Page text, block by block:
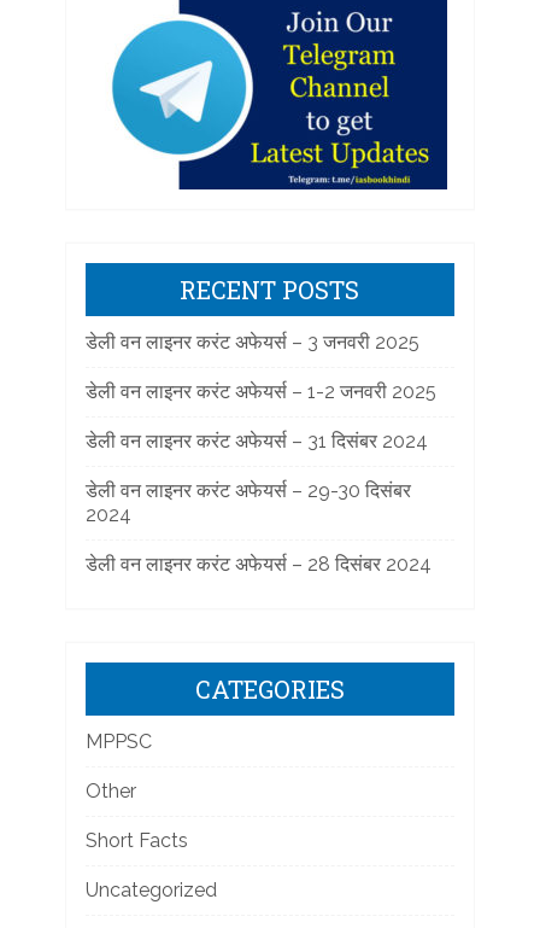
RECENT POSTS
डेली वन लाइनर करंट अफेयर्स – 3 जनवरी 2025
डेली वन लाइनर करंट अफेयर्स – 1-2 जनवरी 2025
डेली वन लाइनर करंट अफेयर्स – 31 दिसंबर 2024
डेली वन लाइनर करंट अफेयर्स – 29-30 दिसंबर
2024
डेली वन लाइनर करंट अफेयर्स – 28 दिसंबर 2024
CATEGORIES
MPPSC
Other
Short Facts
Uncategorized